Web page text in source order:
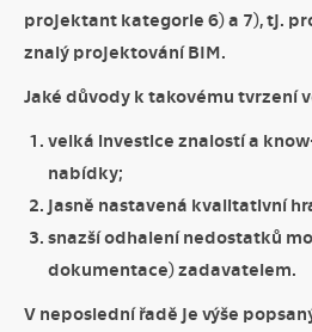
projektant kategorie 6) a 7), tj.
znalý projektování BIM.
Jaké důvody k takovému tvrzení
velká investice znalostí a
nabídky;
jasně nastavená kvalitativní
snazší odhalení nedostatků
dokumentace) zadavatelem.
V neposlední řadě je výše